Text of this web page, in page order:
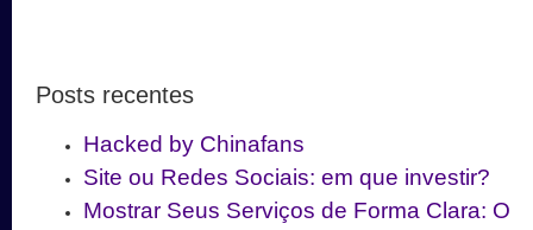
Posts recentes
Hacked by Chinafans
Site ou Redes Sociais: em que investir?
Mostrar Seus Serviços de Forma Clara: O